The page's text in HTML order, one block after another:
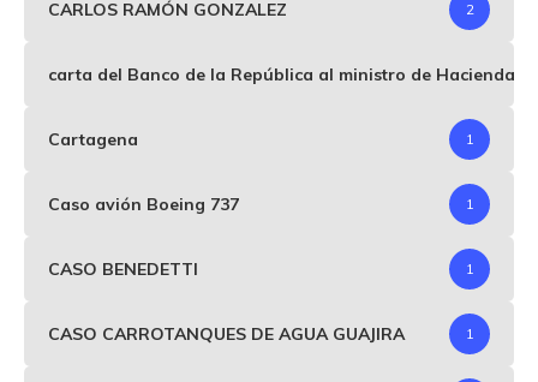
CARLOS RAMÓN GONZALEZ 2
carta del Banco de la República al ministro de Hacienda
Cartagena 1
Caso avión Boeing 737 1
CASO BENEDETTI 1
CASO CARROTANQUES DE AGUA GUAJIRA 1